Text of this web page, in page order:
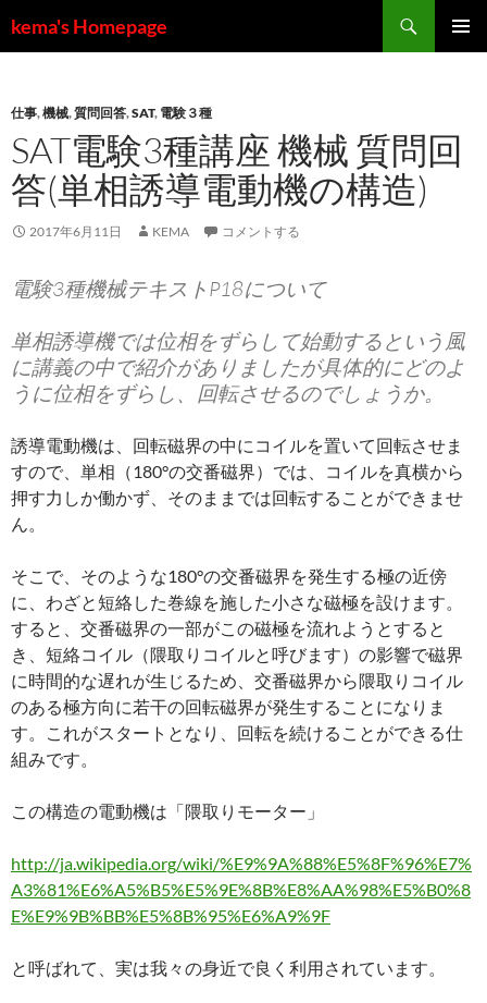
ン
ツ
へ
ス
キ
kema's Homepage
索
仕事,機械,質問回答,SAT, 電験３種
SAT電験3種講座 機械 質問回
答(単相誘導電動機の構造)
2017年6月11日 KEMA コメントする
電験3種機械テキストP18について
単相誘導機では位相をずらして始動するという風
に講義の中で紹介がありましたが具体的にどのよ
うに位相をずらし、回転させるのでしょうか。
誘導電動機は、回転磁界の中にコイルを置いて回転させま
すので、単相（180°の交番磁界）では、コイルを真横から
押す力しか働かず、そのままでは回転することができませ
ん。
そこで、そのような180°の交番磁界を発生する極の近傍
に、わざと短絡した巻線を施した小さな磁極を設けます。
すると、交番磁界の一部がこの磁極を流れようとすると
き、短絡コイル（隈取りコイルと呼びます）の影響で磁界
に時間的な遅れが生じるため、交番磁界から隈取りコイル
のある極方向に若干の回転磁界が発生することになりま
す。これがスタートとなり、回転を続けることができる仕
組みです。
この構造の電動機は「隈取りモーター」
http://ja.wikipedia.org/wiki/%E9%9A%88%E5%8F%96%E7%
A3%81%E6%A5%B5%E5%9E%8B%E8%AA%98%E5%B0%8
E%E9%9B%BB%E5%8B%95%E6%A9%9F
と呼ばれて、実は我々の身近で良く利用されています。